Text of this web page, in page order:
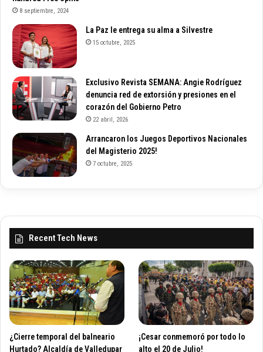
8 septiembre, 2024
La Paz le entrega su alma a Silvestre
15 octubre, 2025
Exclusivo Revista SEMANA: Angie Rodríguez
denuncia red de extorsión y presiones en el
corazón del Gobierno Petro
22 abril, 2026
Arrancaron los Juegos Deportivos Nacionales
del Magisterio 2025!
7 octubre, 2025
Recent Tech News
¿Cierre temporal del balneario
Hurtado? Alcaldía de Valledupar
¡Cesar conmemoró por todo lo
alto el 20 de Julio!